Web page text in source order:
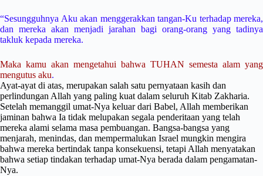
“Sesungguhnya Aku akan menggerakkan tangan-Ku terhadap mereka,
dan mereka akan menjadi jarahan bagi orang-orang yang tadinya
takluk kepada mereka.
Maka kamu akan mengetahui bahwa TUHAN semesta alam yang
mengutus aku.
Ayat-ayat di atas, merupakan salah satu pernyataan kasih dan
perlindungan Allah yang paling kuat dalam seluruh Kitab Zakharia.
Setelah memanggil umat-Nya keluar dari Babel, Allah memberikan
jaminan bahwa Ia tidak melupakan segala penderitaan yang telah
mereka alami selama masa pembuangan. Bangsa-bangsa yang
menjarah, menindas, dan mempermalukan Israel mungkin mengira
bahwa mereka bertindak tanpa konsekuensi, tetapi Allah menyatakan
bahwa setiap tindakan terhadap umat-Nya berada dalam pengamatan-
Nya.